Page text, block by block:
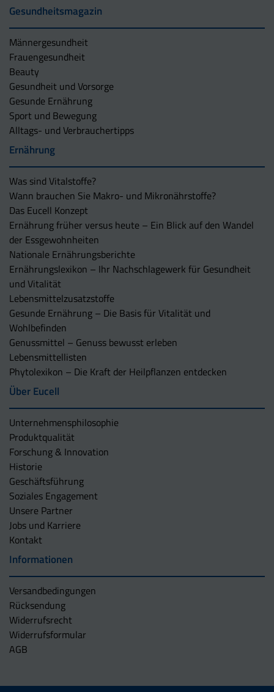
Gesundheitsmagazin
Männergesundheit
Frauengesundheit
Beauty
Gesundheit und Vorsorge
Gesunde Ernährung
Sport und Bewegung
Alltags- und Verbrauchertipps
Ernährung
Was sind Vitalstoffe?
Wann brauchen Sie Makro- und Mikronährstoffe?
Das Eucell Konzept
Ernährung früher versus heute – Ein Blick auf den Wandel
der Essgewohnheiten
Nationale Ernährungsberichte
Ernährungslexikon – Ihr Nachschlagewerk für Gesundheit
und Vitalität
Lebensmittelzusatzstoffe
Gesunde Ernährung – Die Basis für Vitalität und
Wohlbefinden
Genussmittel – Genuss bewusst erleben
Lebensmittellisten
Phytolexikon – Die Kraft der Heilpflanzen entdecken
Über Eucell
Unternehmens­philosophie
Produktqualität
Forschung & Innovation
Historie
Geschäftsführung
Soziales Engagement
Unsere Partner
Jobs und Karriere
Kontakt
Informationen
Versandbedingungen
Rücksendung
Widerrufsrecht
Widerrufsformular
AGB